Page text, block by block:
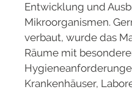
Entwicklung und
Mikroorganismen.
verbaut, wurde das
Räume mit
Krankenhäuser,